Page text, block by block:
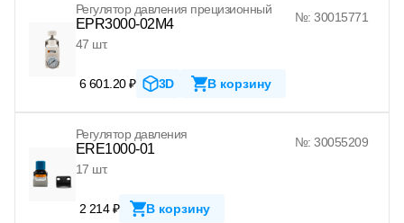
Регулятор давления прецизионный
EPR3000-02M4
№: 30015771
47 шт.
6 601.20 ₽ 3D В корзину
Регулятор давления
ERE1000-01
№: 30055209
17 шт.
2 214 ₽ В корзину